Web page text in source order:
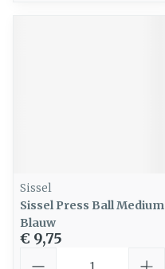
Sissel
Sissel Press Ball Medium
Blauw
€ 9,75